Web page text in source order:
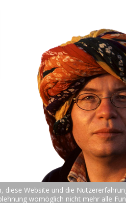
diese Website und die
womöglich nicht mehr alle